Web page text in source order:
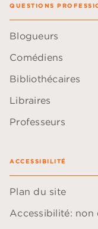
QUESTIONS
Blogueurs
Comédiens
Bibliothécaires
Libraires
Professeurs
ACCESSIBILITÉ
Plan du site
Accessibilité: non